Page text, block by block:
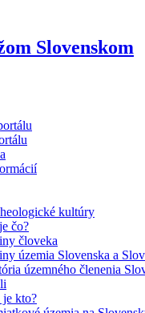
kultúry
čo?
človeka
územia Slovenska a
územného členenia
kto?